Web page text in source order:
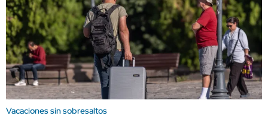
Vacaciones sin sobresaltos